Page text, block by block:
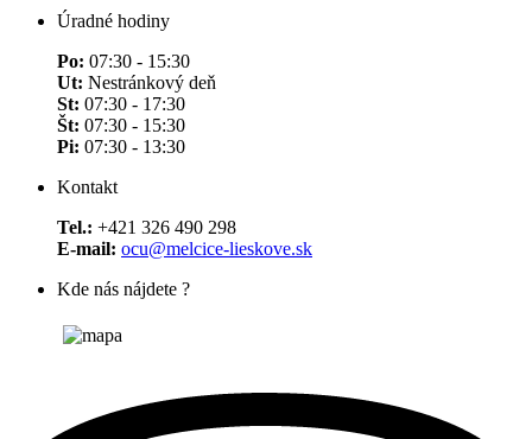
Úradné hodiny
Po: 07:30 - 15:30
Ut: Nestránkový deň
St: 07:30 - 17:30
Št: 07:30 - 15:30
Pi: 07:30 - 13:30
Kontakt
Tel.: +421 326 490 298
E-mail: ocu@melcice-lieskove.sk
Kde nás nájdete ?